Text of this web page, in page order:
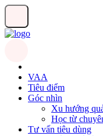
VAA
Tiêu điểm
Góc nhìn
Xu hướng
Học từ
Tư vấn tiêu dùng